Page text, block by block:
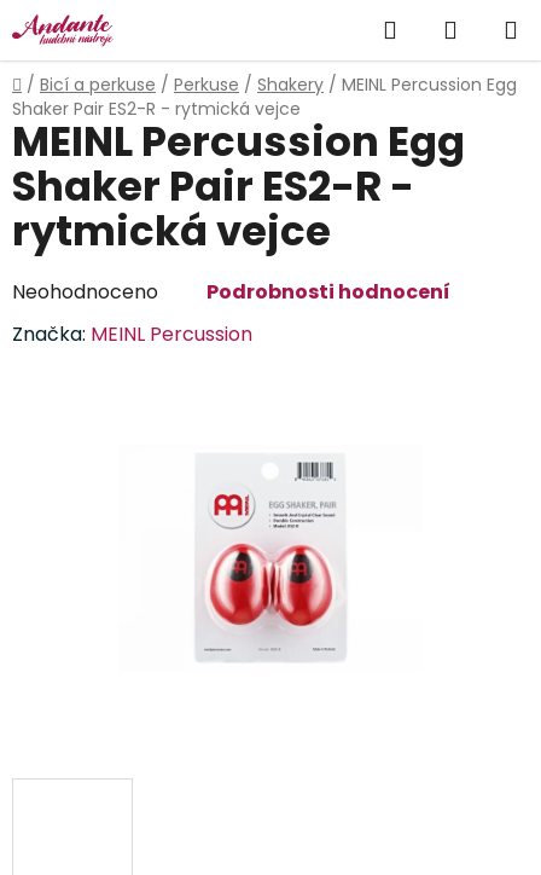
Přejít
na
obsah
Hledat
KOŠÍK
Domů
/ Bicí a perkuse / Perkuse / Shakery / MEINL Percussion Egg
Shaker Pair ES2-R - rytmická vejce
MEINL Percussion Egg
Shaker Pair ES2-R -
rytmická vejce
Průměrné
produktu
Neohodnoceno
Podrobnosti hodnocení
Značka: MEINL Percussion